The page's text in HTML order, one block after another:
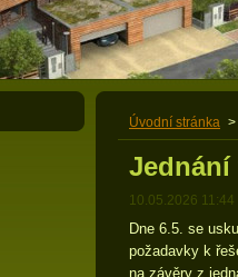
Úvodní stránka >
Jednání
10.05.2026 11:44
Dne 6.5. se
požadavky k
na závěry z